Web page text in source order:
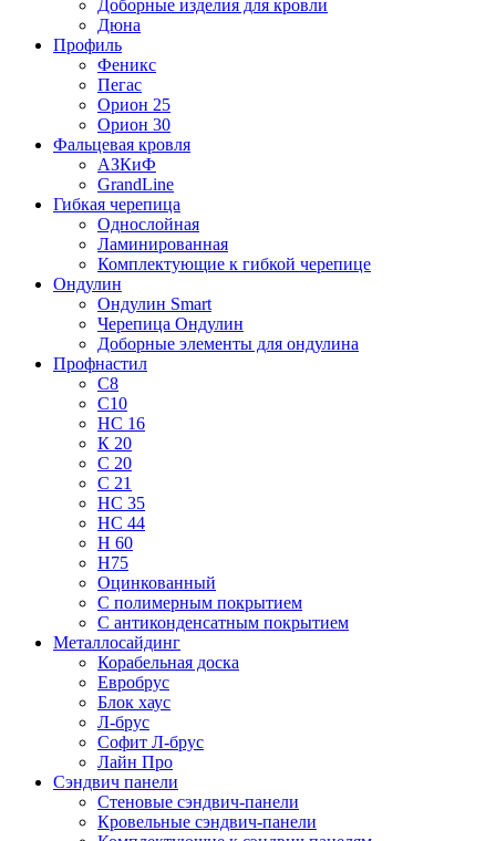
Доборные изделия для кровли
Дюна
Профиль
Феникс
Пегас
Орион 25
Орион 30
Фальцевая кровля
АЗКиФ
GrandLine
Гибкая черепица
Однослойная
Ламинированная
Комплектующие к гибкой черепице
Ондулин
Ондулин Smart
Черепица Ондулин
Доборные элементы для ондулина
Профнастил
С8
С10
НС 16
К 20
С 20
С 21
НС 35
НС 44
Н 60
Н75
Оцинкованный
С полимерным покрытием
С антиконденсатным покрытием
Металлосайдинг
Корабельная доска
Евробрус
Блок хаус
Л-брус
Софит Л-брус
Лайн Про
Сэндвич панели
Стеновые сэндвич-панели
Кровельные сэндвич-панели